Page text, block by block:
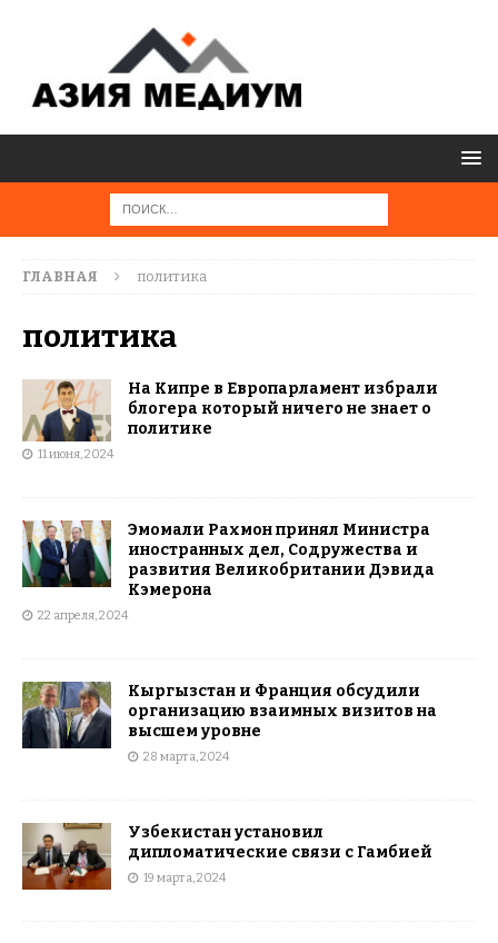
ГЛАВНАЯ политика
политика
На Кипре в Европарламент избрали
блогера который ничего не знает о
политике
11 июня, 2024
Эмомали Рахмон принял Министра
иностранных дел, Содружества и
развития Великобритании Дэвида
Кэмерона
22 апреля, 2024
Кыргызстан и Франция обсудили
организацию взаимных визитов на
высшем уровне
28 марта, 2024
Узбекистан установил
дипломатические связи с Гамбией
19 марта, 2024